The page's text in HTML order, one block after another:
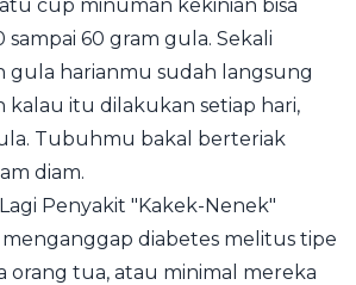
cup minuman kekinian bisa
60 gram gula. Sekali
gula harianmu sudah langsung
kalau itu dilakukan setiap hari,
Tubuhmu bakal berteriak
diam.
Penyakit "Kakek-Nenek"
diabetes melitus tipe
orang tua, atau minimal mereka